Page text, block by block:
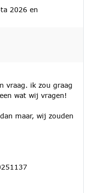
2026 en
vraag. ik zou graag
wat wij vragen!
maar, wij zouden